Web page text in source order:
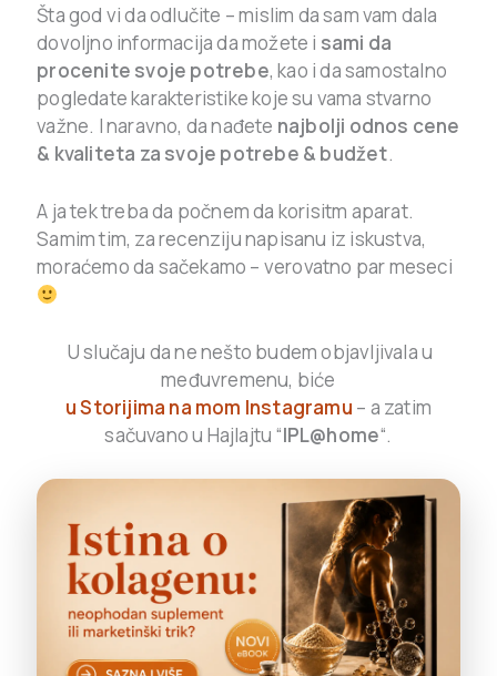
Šta god vi da odlučite – mislim da sam vam dala
dovoljno informacija da možete i sami da
procenite svoje potrebe, kao i da samostalno
pogledate karakteristike koje su vama stvarno
važne. I naravno, da nađete najbolji odnos cene
& kvaliteta za svoje potrebe & budžet.
A ja tek treba da počnem da korisitm aparat.
Samim tim, za recenziju napisanu iz iskustva,
moraćemo da sačekamo – verovatno par meseci
U slučaju da ne nešto budem objavljivala u
međuvremenu, biće
u Storijima na mom Instagramu – a zatim
sačuvano u Hajlajtu “IPL@home“.